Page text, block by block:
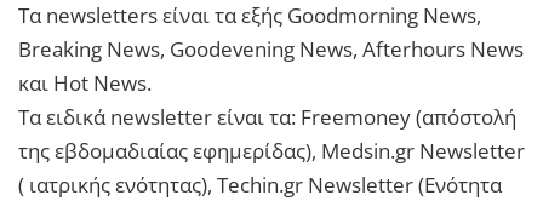
Τα newsletters είναι τα εξής Goodmorning News,
Breaking News, Goodevening News, Afterhours News
και Hot News.
Τα ειδικά newsletter είναι τα: Freemoney (απόστολή
της εβδομαδιαίας εφημερίδας), Medsin.gr Newsletter
( ιατρικής ενότητας), Techin.gr Newsletter (Ενότητα